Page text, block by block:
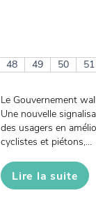
48 49 50 51
Le Gouvernement
Une nouvelle
des usagers en
cyclistes et piétons,...
Lire la suite